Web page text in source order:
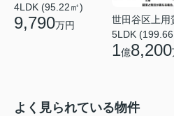
4LDK (95.22㎡)
9,790万円
世田谷区上用
5LDK
1億8,200
よく見られている物件